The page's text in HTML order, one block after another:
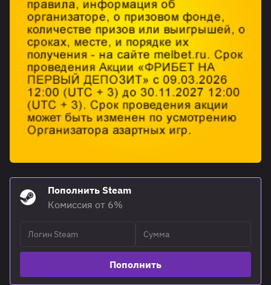
Пополнить Steam
Комиссия от 6%
Пополнить